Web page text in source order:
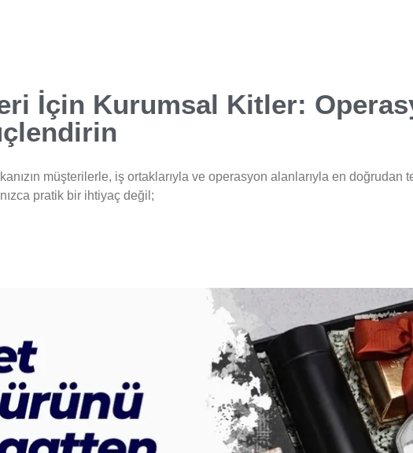
İçin Kurumsal Kitler:
müşterilerle, iş ortaklarıyla ve operasyon alanlarıyla en
pratik bir ihtiyaç değil;